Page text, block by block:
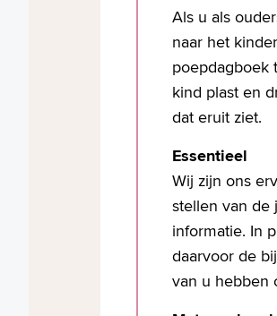
Als u als
naar het
poepdagboek
kind plast en
dat eruit ziet.
Essentieel
Wij zijn ons
stellen van de
informatie. In
daarvoor de
van u hebben